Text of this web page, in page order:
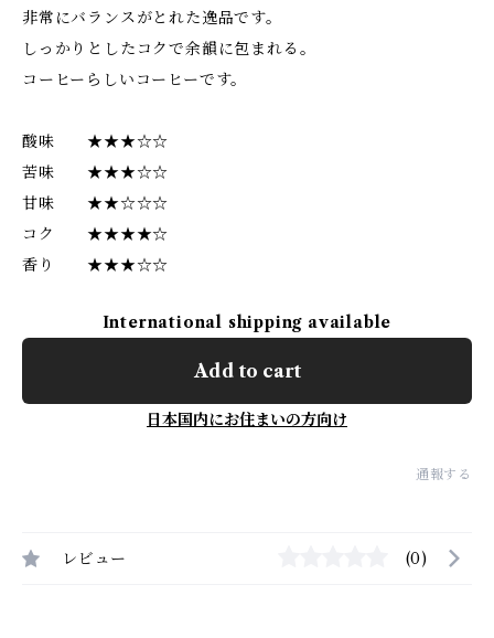
非常にバランスがとれた逸品です。
しっかりとしたコクで余韻に包まれる。
コーヒーらしいコーヒーです。
酸味 ★★★☆☆
苦味 ★★★☆☆
甘味 ★★☆☆☆
コク ★★★★☆
香り ★★★☆☆
International shipping available
Add to cart
日本国内にお住まいの方向け
通報する
レビュー (0)